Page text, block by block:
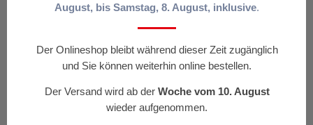
August, bis Samstag, 8. August, inklusive.
Der Onlineshop bleibt während dieser Zeit zugänglich
und Sie können weiterhin online bestellen.
Der Versand wird ab der Woche vom 10. August
wieder aufgenommen.